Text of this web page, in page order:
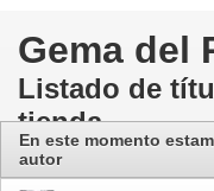
Gema del
Listado de
tienda
En este momento
autor